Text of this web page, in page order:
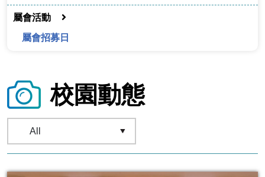
屬會活動
屬會招募日
校園動態